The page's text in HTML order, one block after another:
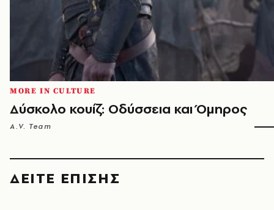
MORE IN CULTURE
Δύσκολο κουίζ: Οδύσσεια και Όμηρος
A.V. Team
ΔΕΙΤΕ ΕΠΙΣΗΣ